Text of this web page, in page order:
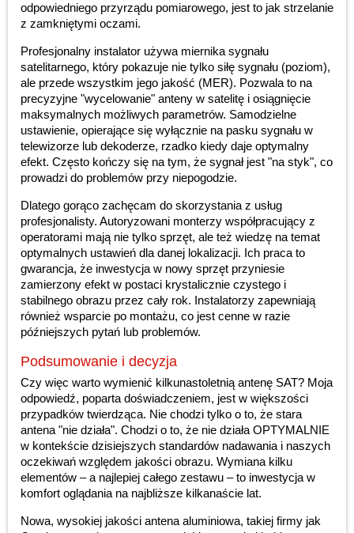
odpowiedniego przyrządu pomiarowego, jest to jak strzelanie
z zamkniętymi oczami.
Profesjonalny instalator używa miernika sygnału
satelitarnego, który pokazuje nie tylko siłę sygnału (poziom),
ale przede wszystkim jego jakość (MER). Pozwala to na
precyzyjne "wycelowanie" anteny w satelitę i osiągnięcie
maksymalnych możliwych parametrów. Samodzielne
ustawienie, opierające się wyłącznie na pasku sygnału w
telewizorze lub dekoderze, rzadko kiedy daje optymalny
efekt. Często kończy się na tym, że sygnał jest "na styk", co
prowadzi do problemów przy niepogodzie.
Dlatego gorąco zachęcam do skorzystania z usług
profesjonalisty. Autoryzowani monterzy współpracujący z
operatorami mają nie tylko sprzęt, ale też wiedzę na temat
optymalnych ustawień dla danej lokalizacji. Ich praca to
gwarancja, że inwestycja w nowy sprzęt przyniesie
zamierzony efekt w postaci krystalicznie czystego i
stabilnego obrazu przez cały rok. Instalatorzy zapewniają
również wsparcie po montażu, co jest cenne w razie
późniejszych pytań lub problemów.
Podsumowanie i decyzja
Czy więc warto wymienić kilkunastoletnią antenę SAT? Moja
odpowiedź, poparta doświadczeniem, jest w większości
przypadków twierdząca. Nie chodzi tylko o to, że stara
antena "nie działa". Chodzi o to, że nie działa OPTYMALNIE
w kontekście dzisiejszych standardów nadawania i naszych
oczekiwań względem jakości obrazu. Wymiana kilku
elementów – a najlepiej całego zestawu – to inwestycja w
komfort oglądania na najbliższe kilkanaście lat.
Nowa, wysokiej jakości antena aluminiowa, takiej firmy jak